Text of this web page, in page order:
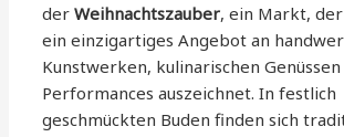
derWeihnachtszauber, ein Markt,
ein einzigartiges Angebot an
Kunstwerken, kulinarischen
Performances auszeichnet. In festlich
geschmückten Buden finden sich